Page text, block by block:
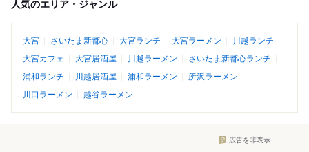
人気のエリア・ジャンル
大宮 さいたま新都心 大宮ランチ 大宮ラーメン
川越ランチ
大宮カフェ
大宮居酒屋 川越ラーメン
さいたま新都心ランチ
浦和ランチ
川越居酒屋 浦和ラーメン
所沢ラーメン
川口ラーメン
越谷ラーメン
広告を非表示